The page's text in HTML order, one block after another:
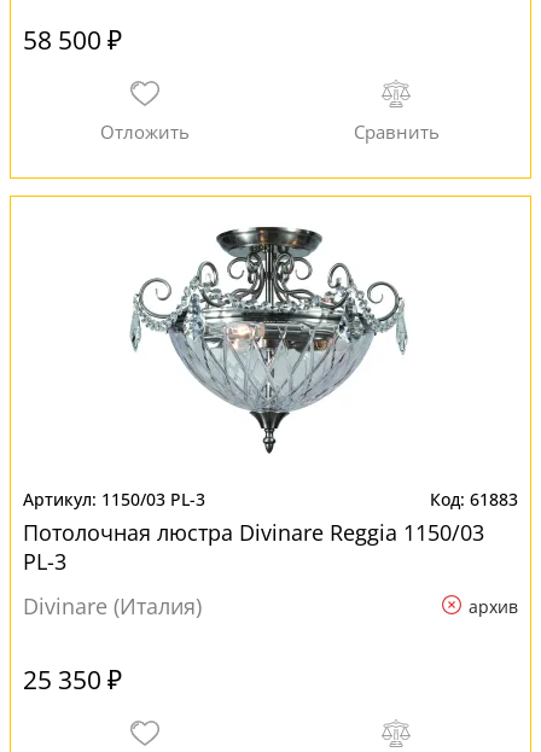
58 500 ₽
1150/03 PL-3 61883
Потолочная люстра Divinare Reggia 1150/03
PL-3
Divinare (Италия)
архив
25 350 ₽